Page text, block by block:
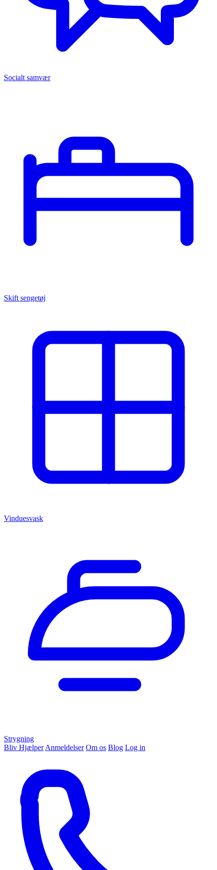
Socialt samvær
Skift sengetøj
Vinduesvask
Strygning
Bliv Hjælper Anmeldelser Om os Blog Log in